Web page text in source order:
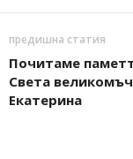
предишна статия
Почитаме
Света
Екатерина